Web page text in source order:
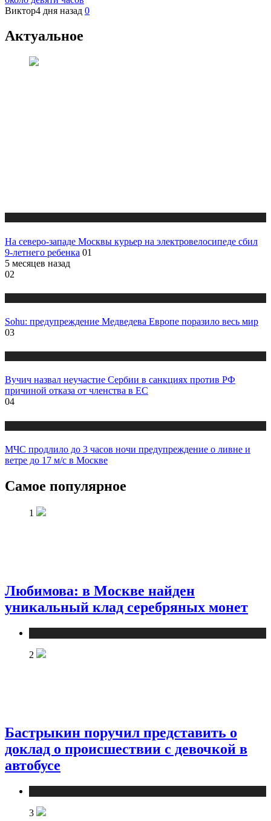
Виктор4 дня назад 0
Актуальное
На северо-западе Москвы курьер на электровелосипеде сбил
9-летнего ребенка 01
5 месяцев назад
02
Sohu: предупреждение Медведева Европе поразило весь мир
03
Вучич назвал неучастие Сербии в санкциях против РФ
причиной отказа от членства в ЕС
04
МЧС продлило до 3 часов ночи предупреждение о ливне и
ветре до 17 м/с в Москве
Самое популярное
1
Любимова: в Москве найден
уникальный клад серебряных монет
2
Бастрыкин поручил представить о
доклад о происшествии с девочкой в
автобусе
3